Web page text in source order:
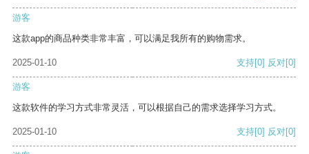
游客
这款app的商品种类非常丰富，可以满足我所有的购物需求。
2025-01-10 支持[0] 反对[0]
游客
这款软件的学习方式非常灵活，可以根据自己的需求选择学习方式。
2025-01-10 支持[0] 反对[0]